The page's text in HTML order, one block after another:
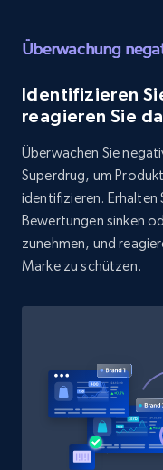
URL, Product id,
and more.
1.3K+
Target -
URL, Product id,
and more.
Target -
UPC
Überwachung
Identifizieren
reagieren Sie
Überwachen Sie
Superdrug, um
identifizieren. Erhalten
Bewertungen sinken
zunehmen, und
Marke zu schützen.